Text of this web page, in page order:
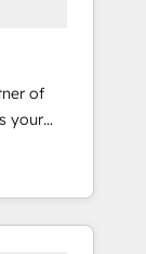
移行
からの
活用設
等
ンツ
✓
total
of
your
Our
Point
this the